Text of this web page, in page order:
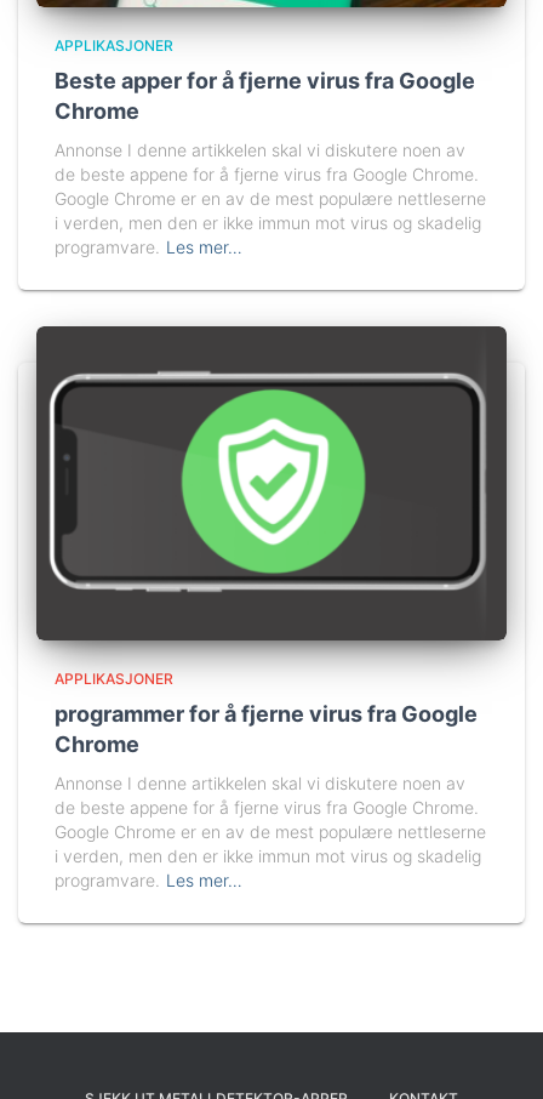
APPLIKASJONER
Beste apper for å fjerne virus fra Google
Chrome
Annonse I denne artikkelen skal vi diskutere noen av
de beste appene for å fjerne virus fra Google Chrome.
Google Chrome er en av de mest populære nettleserne
i verden, men den er ikke immun mot virus og skadelig
programvare. Les mer…
APPLIKASJONER
programmer for å fjerne virus fra Google
Chrome
Annonse I denne artikkelen skal vi diskutere noen av
de beste appene for å fjerne virus fra Google Chrome.
Google Chrome er en av de mest populære nettleserne
i verden, men den er ikke immun mot virus og skadelig
programvare. Les mer…